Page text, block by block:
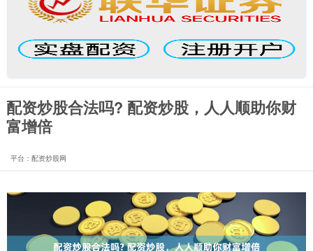
配资炒股合法吗? 配资炒股，人人顺助你财
富增倍
平台：配资炒股网